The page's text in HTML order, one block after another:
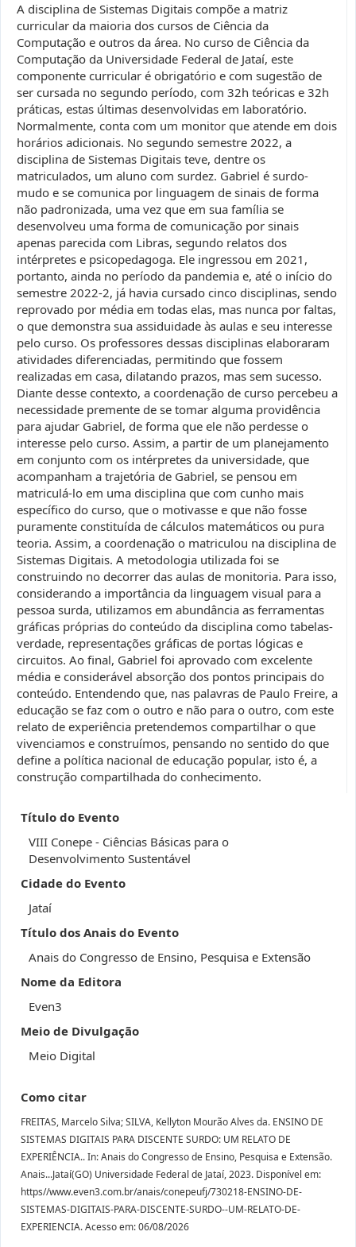
A disciplina de Sistemas Digitais compõe a matriz
curricular da maioria dos cursos de Ciência da
Computação e outros da área. No curso de Ciência da
Computação da Universidade Federal de Jataí, este
componente curricular é obrigatório e com sugestão de
ser cursada no segundo período, com 32h teóricas e 32h
práticas, estas últimas desenvolvidas em laboratório.
Normalmente, conta com um monitor que atende em dois
horários adicionais. No segundo semestre 2022, a
disciplina de Sistemas Digitais teve, dentre os
matriculados, um aluno com surdez. Gabriel é surdo-
mudo e se comunica por linguagem de sinais de forma
não padronizada, uma vez que em sua família se
desenvolveu uma forma de comunicação por sinais
apenas parecida com Libras, segundo relatos dos
intérpretes e psicopedagoga. Ele ingressou em 2021,
portanto, ainda no período da pandemia e, até o início do
semestre 2022-2, já havia cursado cinco disciplinas, sendo
reprovado por média em todas elas, mas nunca por faltas,
o que demonstra sua assiduidade às aulas e seu interesse
pelo curso. Os professores dessas disciplinas elaboraram
atividades diferenciadas, permitindo que fossem
realizadas em casa, dilatando prazos, mas sem sucesso.
Diante desse contexto, a coordenação de curso percebeu a
necessidade premente de se tomar alguma providência
para ajudar Gabriel, de forma que ele não perdesse o
interesse pelo curso. Assim, a partir de um planejamento
em conjunto com os intérpretes da universidade, que
acompanham a trajetória de Gabriel, se pensou em
matriculá-lo em uma disciplina que com cunho mais
específico do curso, que o motivasse e que não fosse
puramente constituída de cálculos matemáticos ou pura
teoria. Assim, a coordenação o matriculou na disciplina de
Sistemas Digitais. A metodologia utilizada foi se
construindo no decorrer das aulas de monitoria. Para isso,
considerando a importância da linguagem visual para a
pessoa surda, utilizamos em abundância as ferramentas
gráficas próprias do conteúdo da disciplina como tabelas-
verdade, representações gráficas de portas lógicas e
circuitos. Ao final, Gabriel foi aprovado com excelente
média e considerável absorção dos pontos principais do
conteúdo. Entendendo que, nas palavras de Paulo Freire, a
educação se faz com o outro e não para o outro, com este
relato de experiência pretendemos compartilhar o que
vivenciamos e construímos, pensando no sentido do que
define a política nacional de educação popular, isto é, a
construção compartilhada do conhecimento.
Título do Evento
VIII Conepe - Ciências Básicas para o
Desenvolvimento Sustentável
Cidade do Evento
Jataí
Título dos Anais do Evento
Anais do Congresso de Ensino, Pesquisa e Extensão
Nome da Editora
Even3
Meio de Divulgação
Meio Digital
Como citar
FREITAS, Marcelo Silva; SILVA, Kellyton Mourão Alves da. ENSINO DE
SISTEMAS DIGITAIS PARA DISCENTE SURDO: UM RELATO DE
EXPERIÊNCIA.. In: Anais do Congresso de Ensino, Pesquisa e Extensão.
Anais...Jataí(GO) Universidade Federal de Jataí, 2023. Disponível em:
https//www.even3.com.br/anais/conepeufj/730218-ENSINO-DE-
SISTEMAS-DIGITAIS-PARA-DISCENTE-SURDO--UM-RELATO-DE-
EXPERIENCIA. Acesso em: 06/08/2026